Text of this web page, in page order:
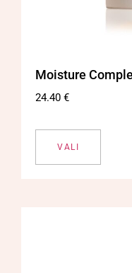
Moisture
24.40 €
VALI